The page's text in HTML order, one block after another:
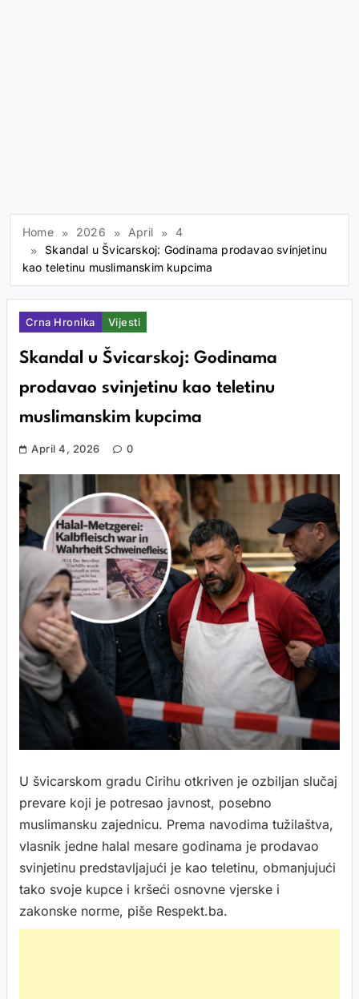
Home 2026 April
4
Skandal u Švicarskoj: Godinama prodavao svinjetinu
kao teletinu muslimanskim kupcima
Crna Hronika Vijesti
Skandal u Švicarskoj: Godinama
prodavao svinjetinu kao teletinu
muslimanskim kupcima
April 4, 2026 0
U švicarskom gradu Cirihu otkriven je ozbiljan slučaj
prevare koji je potresao javnost, posebno
muslimansku zajednicu. Prema navodima tužilaštva,
vlasnik jedne halal mesare godinama je prodavao
svinjetinu predstavljajući je kao teletinu, obmanjujući
tako svoje kupce i kršeći osnovne vjerske i
zakonske norme, piše Respekt.ba.